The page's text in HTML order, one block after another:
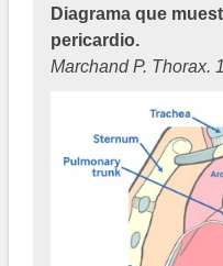
Diagrama que
pericardio.
Marchand P. Thorax.